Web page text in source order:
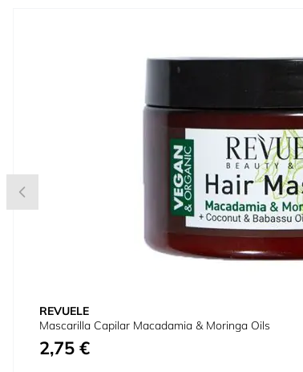
REVUELE
Mascarilla Capilar Macadamia & Moringa Oils
2,75 €